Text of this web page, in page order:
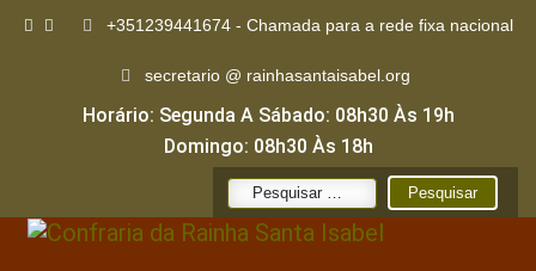
+351239441674 - Chamada para a rede fixa nacional
secretario @ rainhasantaisabel.org
Horário: Segunda A Sábado: 08h30 Às 19h
Domingo: 08h30 Às 18h
Pesquisar